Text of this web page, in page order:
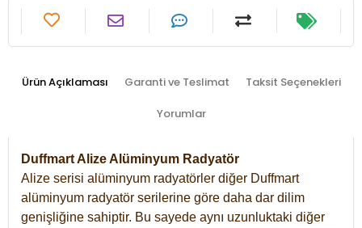
Ürün Açıklaması Garanti ve Teslimat Taksit Seçenekleri
Yorumlar
Duffmart Alize Alüminyum Radyatör
Alize serisi alüminyum radyatörler diğer Duffmart
alüminyum radyatör serilerine göre daha dar dilim
genişliğine sahiptir. Bu sayede aynı uzunluktaki diğer